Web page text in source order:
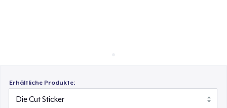
Erhältliche Produkte: